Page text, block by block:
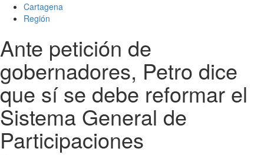
Cartagena
Región
Ante petición de
gobernadores, Petro dice
que sí se debe reformar el
Sistema General de
Participaciones